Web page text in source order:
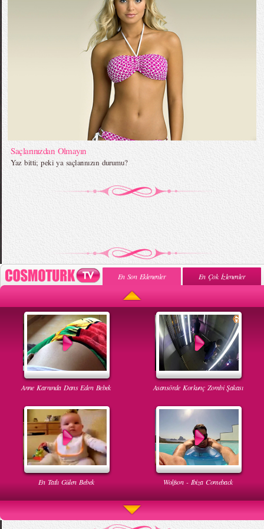
Saçlarınızdan Olmayın
Yaz bitti; peki ya saçlarınızın durumu?
En Son Eklenenler En Çok İzlenenler
Anne Karnında Dans Eden Bebek Asansörde Korkunç Zombi Şakası
En Tatlı Gülen Bebek Wolfson - Ibiza Comeback